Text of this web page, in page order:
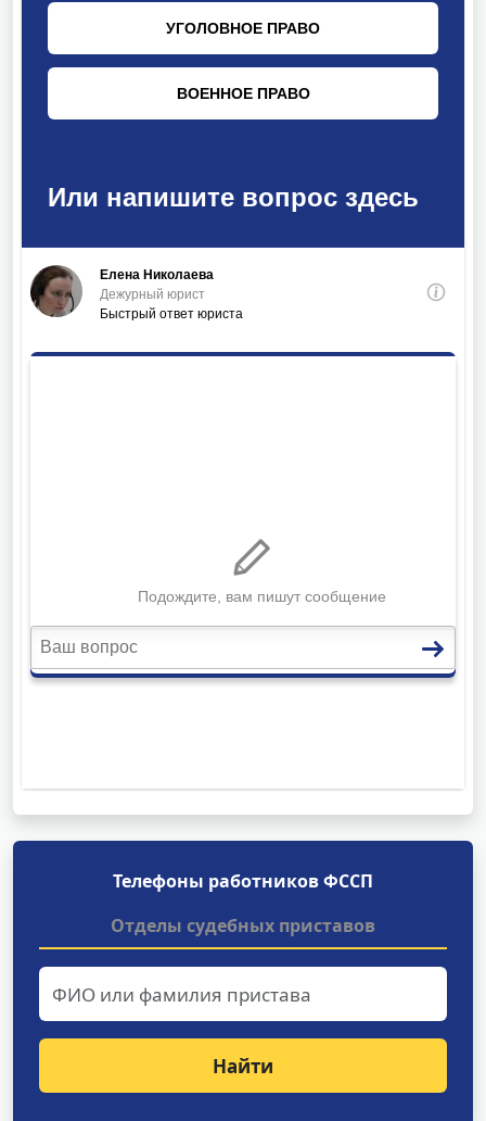
Телефоны работников ФССП
Отделы судебных приставов
Найти